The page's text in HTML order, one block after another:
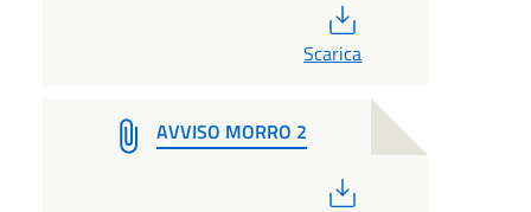
Scarica
AVVISO MORRO 2